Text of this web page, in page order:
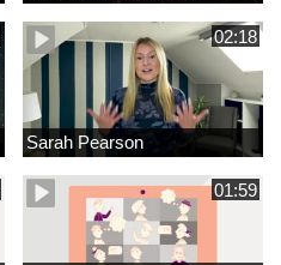
02:18
Sarah Pearson
01:59